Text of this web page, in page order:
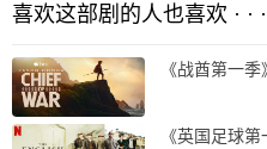
喜欢这部剧的人也喜欢 · · ·
《战酋第一
《英国足球